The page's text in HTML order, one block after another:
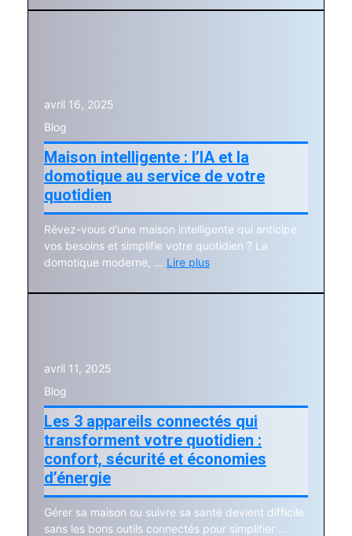
avril 16, 2025
Blog
Maison intelligente : l’IA et la
domotique au service de votre
quotidien
Rêvez-vous d’une maison intelligente qui anticipe
vos besoins et simplifie votre quotidien ? La
domotique moderne, … Lire plus
avril 11, 2025
Blog
Les 3 appareils connectés qui
transforment votre quotidien :
confort, sécurité et économies
d’énergie
Gérer sa maison ou suivre sa santé devient difficile
sans les bons outils connectés pour simplifier …